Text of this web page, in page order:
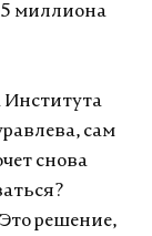
миллиона
Института
сам
снова
Это решение,